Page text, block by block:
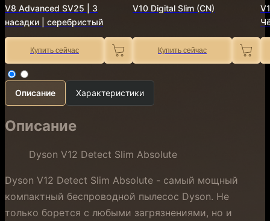
V8 Advanced SV25 | 3
насадки | серебристый
Купить сейчас
V10 Digital Slim (CN)
Купить сейчас
Описание Характеристики
Описание
Dyson V12 Detect Slim Absolute
Dyson V12 Detect Slim Absolute - самый мощный
компактный беспроводной пылесос Dyson. Не
только борется с любыми загрязнениями, но и